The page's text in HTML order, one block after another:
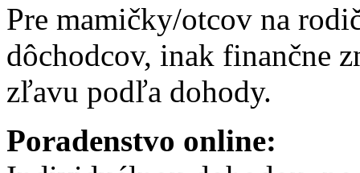
Pre mamičky/otcov na
dôchodcov, inak finančne
zľavu podľa dohody.
Poradenstvo online: